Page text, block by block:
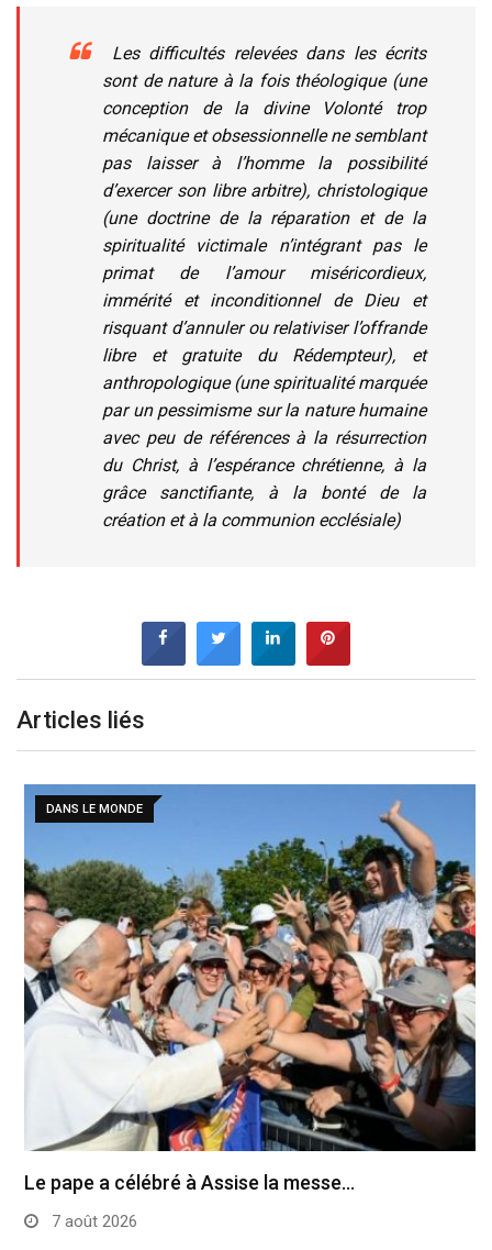
Les difficultés relevées dans les écrits
sont de nature à la fois théologique (une
conception de la divine Volonté trop
mécanique et obsessionnelle ne semblant
pas laisser à l’homme la possibilité
d’exercer son libre arbitre), christologique
(une doctrine de la réparation et de la
spiritualité victimale n’intégrant pas le
primat de l’amour miséricordieux,
immérité et inconditionnel de Dieu et
risquant d’annuler ou relativiser l’offrande
libre et gratuite du Rédempteur), et
anthropologique (une spiritualité marquée
par un pessimisme sur la nature humaine
avec peu de références à la résurrection
du Christ, à l’espérance chrétienne, à la
grâce sanctifiante, à la bonté de la
création et à la communion ecclésiale)
Articles liés
DANS LE MONDE
Le pape a célébré à Assise la messe…
7 août 2026